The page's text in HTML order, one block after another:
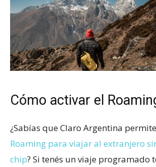
Cómo activar el
¿Sabías que Claro Argentina
Roaming para viajar al extranjero
chip? Si tenés un viaje programado